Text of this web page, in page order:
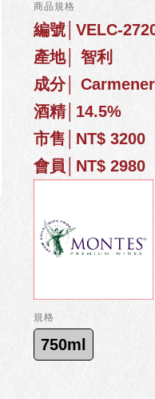
商品規格
編號│VELC-
產地│ 智利
成分│
酒精│14.5%
市售│NT$ 3200
會員│NT$ 2980
規格
750ml